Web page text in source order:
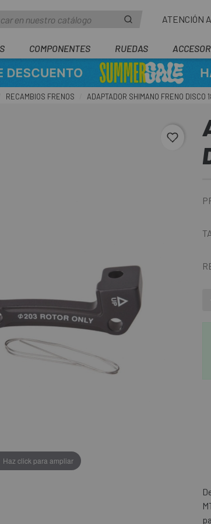
ATENCIÓN
COMPONENTES RUEDAS
RECAMBIOS FRENOS ADAPTADOR SHIMANO FRENO DISCO
Haz click para ampliar